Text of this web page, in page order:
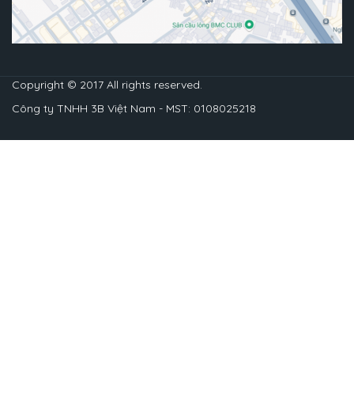
Copyright © 2017 All rights reserved.
Công ty TNHH 3B Việt Nam - MST: 0108025218